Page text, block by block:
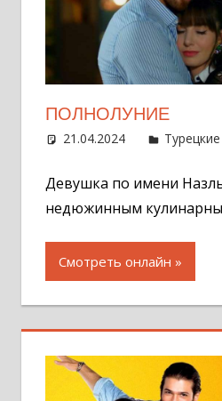
ПОЛНОЛУНИЕ
21.04.2024
Девушка по имени
недюжинным
Смотреть онлайн